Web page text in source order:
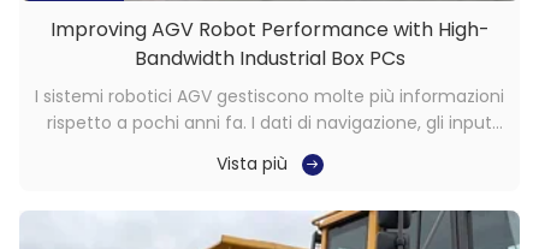
Improving AGV Robot Performance with High-
Bandwidth Industrial Box PCs
I sistemi robotici AGV gestiscono molte più informazioni
rispetto a pochi anni fa. I dati di navigazione, gli input
della visione artificiale, i comandi di coordinamento
della flotta e le comunicazioni wireless competono tutti
Vista più